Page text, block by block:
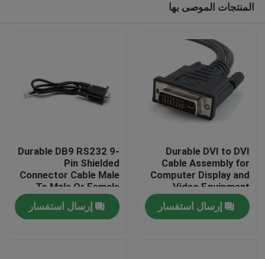
منزل
المنتجات
المنتجات الموصى بها
Durable DVI to DVI
Cable Assembly for
Computer Display and
Video Equipment
Custom Cable Wire
Harness
Manufacturers
إرسال استفسار
Durable DB9 RS232 9-
Pin Shielded
Connector Cable Male
To Male Or Female
Type | Custom Cable
إرسال استفسار